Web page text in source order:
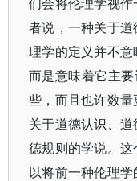
者说，一种关于
理学的定义并不意
而是意味着它主
些，而且也许数
关于道德认识、
德规则的学说。
以将前一种伦理